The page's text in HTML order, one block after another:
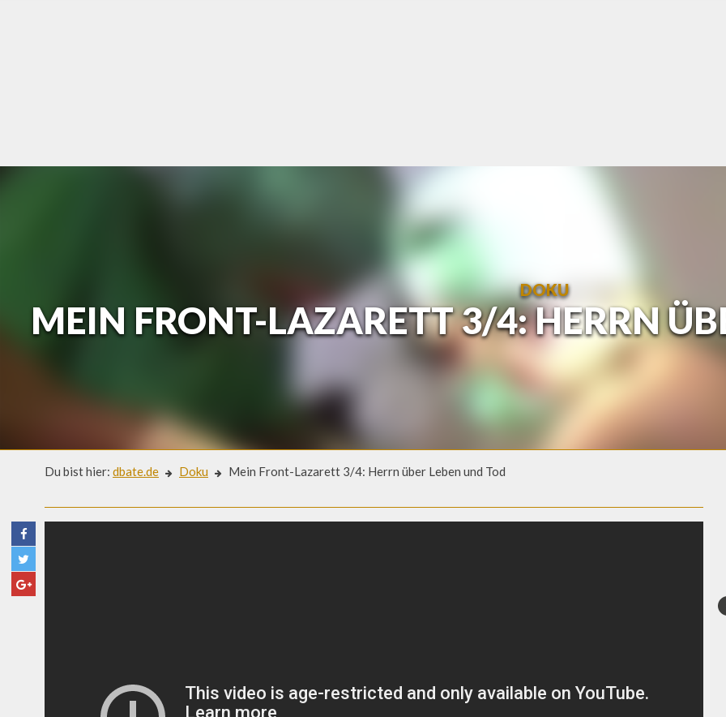
DOKU
MEIN FRONT-LAZARETT 3/4: HERRN
Du bist hier: dbate.de Doku Mein Front-Lazarett 3/4: Herrn über Leben und Tod